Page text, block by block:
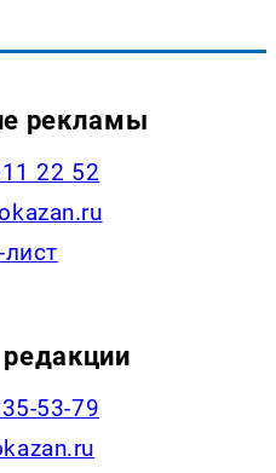
рекламы
22 52
53-79